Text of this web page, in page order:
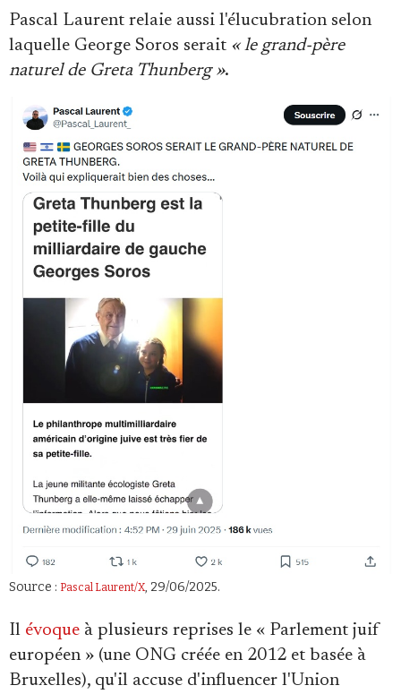
Pascal Laurent relaie aussi l'élucubration selon
laquelle George Soros serait « le grand-père
naturel de Greta Thunberg ».
Source : Pascal Laurent/X, 29/06/2025.
Il évoque à plusieurs reprises le « Parlement juif
européen » (une ONG créée en 2012 et basée à
Bruxelles), qu'il accuse d'influencer l'Union